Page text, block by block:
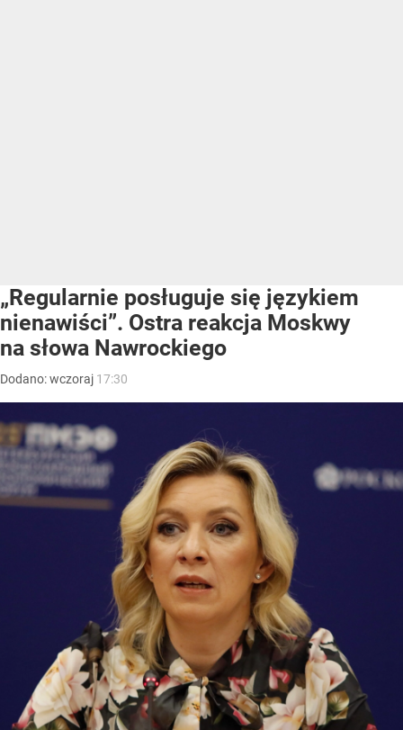
„Regularnie posługuje się językiem
nienawiści”. Ostra reakcja Moskwy
na słowa Nawrockiego
Dodano:wczoraj 17:30